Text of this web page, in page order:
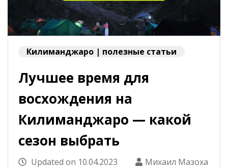
Килиманджаро | полезные статьи
Лучшее время для
восхождения на
Килиманджаро — какой
сезон выбрать
Updated on 10.04.2023 Михаил Мазоха